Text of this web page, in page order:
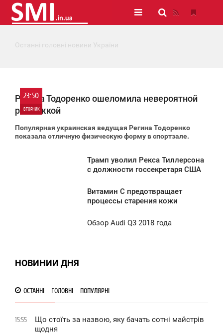
Останні головні новини України
23:50
ВТОРНИК
0
Регина Тодоренко ошеломила невероятной
растяжкой
Популярная украинская ведущая Регина Тодоренко
показала отличную физическую форму в спортзале.
Трамп уволил Рекса Тиллерсона
с должности госсекретаря США
Витамин С предотвращает
процессы старения кожи
Обзор Audi Q3 2018 года
НОВИНИИ ДНЯ
ОСТАННІ ГОЛОВНІ ПОПУЛЯРНІ
15:55
Що стоїть за назвою, яку бачать сотні майстрів
щодня